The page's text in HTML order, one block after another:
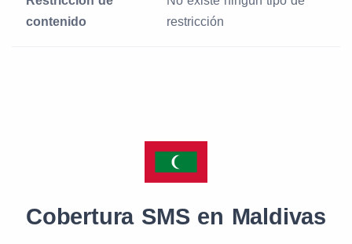
contenido
restricción
Cobertura SMS en Maldivas